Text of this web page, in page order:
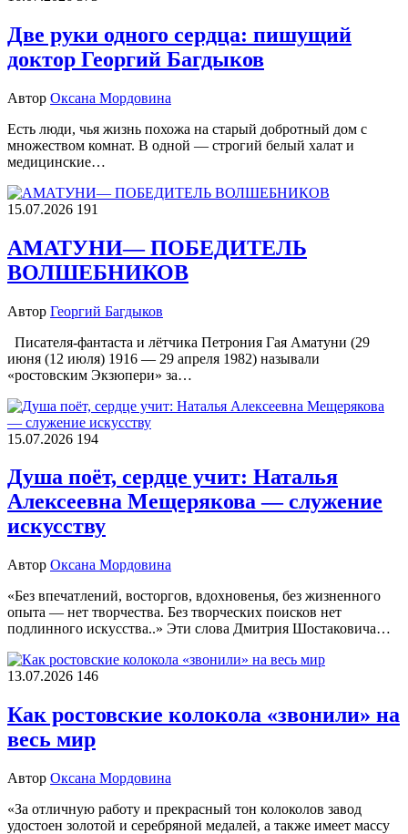
Две руки одного сердца: пишущий
доктор Георгий Багдыков
Автор Оксана Мордовина
Есть люди, чья жизнь похожа на старый добротный дом с
множеством комнат. В одной — строгий белый халат и
медицинские…
15.07.2026 191
АМАТУНИ— ПОБЕДИТЕЛЬ
ВОЛШЕБНИКОВ
Автор Георгий Багдыков
Писателя-фантаста и лётчика Петрония Гая Аматуни (29
июня (12 июля) 1916 — 29 апреля 1982) называли
«ростовским Экзюпери» за…
15.07.2026 194
Душа поёт, сердце учит: Наталья
Алексеевна Мещерякова — служение
искусству
Автор Оксана Мордовина
«Без впечатлений, восторгов, вдохновенья, без жизненного
опыта — нет творчества. Без творческих поисков нет
подлинного искусства..» Эти слова Дмитрия Шостаковича…
13.07.2026 146
Как ростовские колокола «звонили» на
весь мир
Автор Оксана Мордовина
«За отличную работу и прекрасный тон колоколов завод
удостоен золотой и серебряной медалей, а также имеет массу